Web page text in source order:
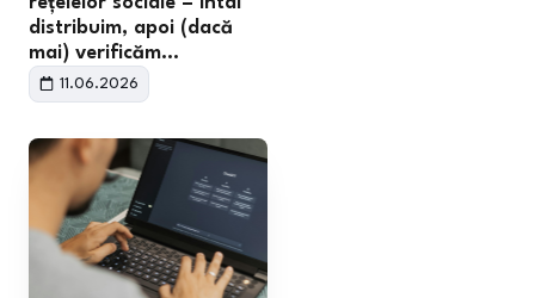
distribuim, apoi (dacă
mai) verificăm…
11.06.2026